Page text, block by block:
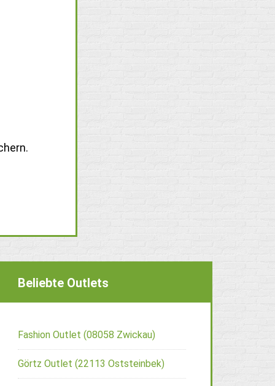
Beliebte Outlets
Fashion Outlet (08058 Zwickau)
Görtz Outlet (22113 Oststeinbek)